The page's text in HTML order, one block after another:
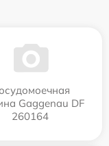
Gaggenau DF
260164